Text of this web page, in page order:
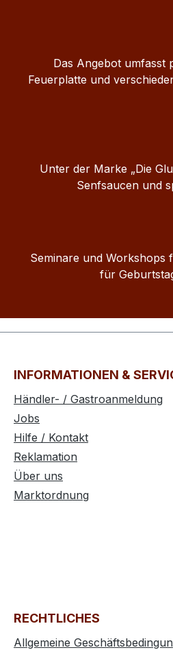
nicht gentechnisch
Organismen gewonnen
keine
Das Angebot umfasst
Feuerplatte und
Unter der Marke „Die
Senfsaucen und
Seminare und Workshops
für
INFORMATIONEN &
Händler- / Gastroanmeldung
Jobs
Hilfe / Kontakt
Reklamation
Über uns
Marktordnung
RECHTLICHES
Allgemeine